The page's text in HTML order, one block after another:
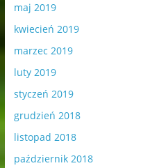
maj 2019
kwiecień 2019
marzec 2019
luty 2019
styczeń 2019
grudzień 2018
listopad 2018
październik 2018